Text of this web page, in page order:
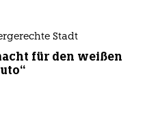
Stadt
für den weißen